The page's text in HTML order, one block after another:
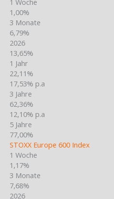
1,00%
3 Monate
6,79%
2026
13,65%
1 Jahr
22,11%
17,53% p.a
3 Jahre
62,36%
12,10% p.a
5 Jahre
77,00%
STOXX Europe 600 Index
1 Woche
1,17%
3 Monate
7,68%
2026